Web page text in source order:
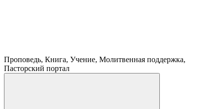
Проповедь, Книга, Учение, Молитвенная поддержка,
Пасторский портал